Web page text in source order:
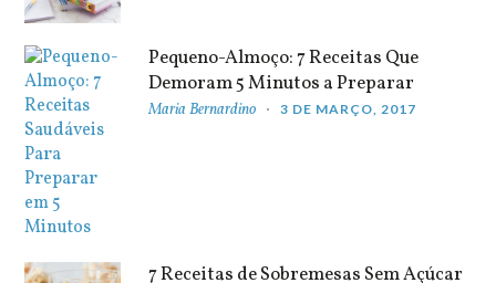
Pequeno-Almoço: 7 Receitas Que
Demoram 5 Minutos a Preparar
Maria Bernardino 3 DE MARÇO, 2017
7 Receitas de Sobremesas Sem Açúcar